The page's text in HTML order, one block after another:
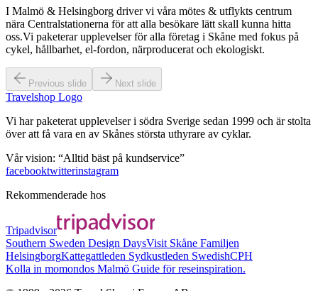
I Malmö & Helsingborg driver vi våra mötes & utflykts centrum
nära Centralstationerna för att alla besökare lätt skall kunna hitta
oss.Vi paketerar upplevelser för alla företag i Skåne med fokus på
cykel, hållbarhet, el-fordon, närproducerat och ekologiskt.
Previous slide Next slide
Travelshop Logo
Vi har paketerat upplevelser i södra Sverige sedan 1999 och är stolta
över att få vara en av Skånes största uthyrare av cyklar.
Vår vision: “Alltid bäst på kundservice”
facebooktwitterinstagram
Rekommenderade hos
Tripadvisor
Southern Sweden Design DaysVisit Skåne Familjen
HelsingborgKattegattleden Sydkustleden SwedishCPH
Kolla in momondos Malmö Guide för reseinspiration.